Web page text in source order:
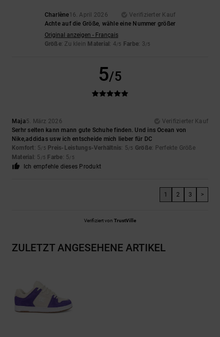
Charlène16. April 2026
Verifizierter Kauf
Achte auf die Größe, wähle eine Nummer größer
Original anzeigen - Français
Größe: Zu klein Material : 4/5 Farbe: 3/5
5/5
Maja5. März 2026
Verifizierter Kauf
Serhr selten kann mann gute Schuhe finden. Und ins Ocean von
Nike,addidas usw ich entscheide mich lieber für DC
Komfort: 5/5 Preis-Leistungs-Verhältnis: 5/5 Größe: Perfekte Größe
Material : 5 /5 Farbe: 5/5
Ich empfehle dieses Produkt
1 2 3 >
Verifiziert von TrustVille
ZULETZT ANGESEHENE ARTIKEL